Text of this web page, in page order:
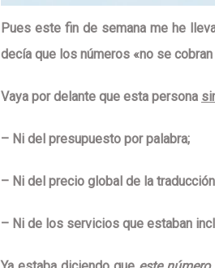
Pues este fin de semana me he
decía que los números «no se
Vaya por delante que esta persona
– Ni del presupuesto por palabra;
– Ni del precio global de la
– Ni de los servicios que estaban